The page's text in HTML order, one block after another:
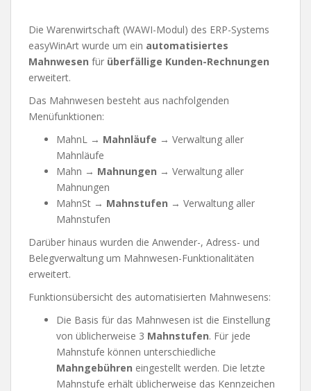
Die Warenwirtschaft (WAWI-Modul) des ERP-Systems
easyWinArt wurde um ein automatisiertes
Mahnwesen für überfällige Kunden-Rechnungen
erweitert.
Das Mahnwesen besteht aus nachfolgenden
Menüfunktionen:
MahnL → Mahnläufe → Verwaltung aller
Mahnläufe
Mahn → Mahnungen → Verwaltung aller
Mahnungen
MahnSt → Mahnstufen → Verwaltung aller
Mahnstufen
Darüber hinaus wurden die Anwender-, Adress- und
Belegverwaltung um Mahnwesen-Funktionalitäten
erweitert.
Funktionsübersicht des automatisierten Mahnwesens:
Die Basis für das Mahnwesen ist die Einstellung
von üblicherweise 3 Mahnstufen. Für jede
Mahnstufe können unterschiedliche
Mahngebühren eingestellt werden. Die letzte
Mahnstufe erhält üblicherweise das Kennzeichen